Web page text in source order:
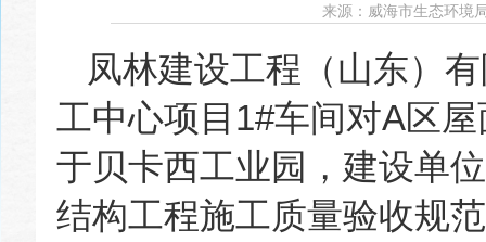
来源： 威海市生态环境
凤林建设工程（山东）
工中心项目1#车间对A区
于贝卡西工业园，建设单
结构工程施工质量验收规